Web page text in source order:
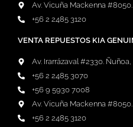
Av. Vicuña Mackenna
+56 2 2485 3120
VENTA REPUESTOS KIA
Av. Irarrázaval #2330.
+56 2 2485 3070
+56 9 5930 7008
Av. Vicuña Mackenna
+56 2 2485 3120